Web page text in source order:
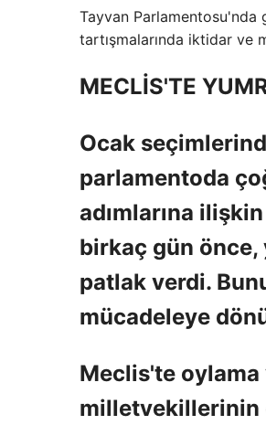
Tayvan
tartışmalarında iktidar ve
MECLİS'TE
Ocak
parlamentoda
adımlarına
birkaç gün önce,
patlak verdi.
mücadeleye
Meclis'te oylama
milletvekillerinin